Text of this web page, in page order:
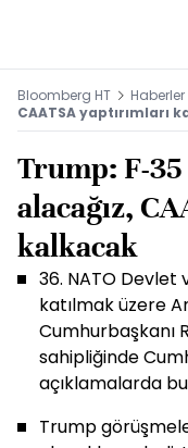
Bloomberg HT Haberler
CAATSA yaptırımları
Trump: F-
alacağız,
kalkacak
36.⁠ ⁠NATO Devlet
katılmak üzere
Cumhurbaşkanı
sahipliğinde
açıklamalarda
Trump